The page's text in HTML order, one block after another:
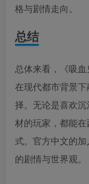
格与剧情走向。
总结
总体来看，《吸
在现代都市背景
择。无论是喜欢
材的玩家，都能
式。官方中文的
的剧情与世界观。